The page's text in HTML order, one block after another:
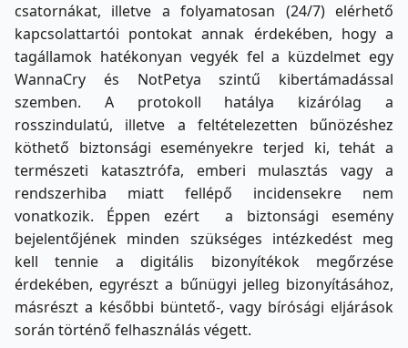
csatornákat, illetve a folyamatosan (24/7) elérhető
kapcsolattartói pontokat annak érdekében, hogy a
tagállamok hatékonyan vegyék fel a küzdelmet egy
WannaCry és NotPetya szintű kibertámadással
szemben. A protokoll hatálya kizárólag a
rosszindulatú, illetve a feltételezetten bűnözéshez
köthető biztonsági eseményekre terjed ki, tehát a
természeti katasztrófa, emberi mulasztás vagy a
rendszerhiba miatt fellépő incidensekre nem
vonatkozik. Éppen ezért a biztonsági esemény
bejelentőjének minden szükséges intézkedést meg
kell tennie a digitális bizonyítékok megőrzése
érdekében, egyrészt a bűnügyi jelleg bizonyításához,
másrészt a későbbi büntető-, vagy bírósági eljárások
során történő felhasználás végett.